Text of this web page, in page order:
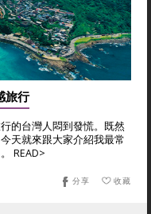
旅行
的台灣人悶到發慌。既然
天就來跟大家介紹我最常
READ>
收藏
分享